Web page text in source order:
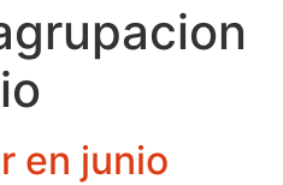
en junio